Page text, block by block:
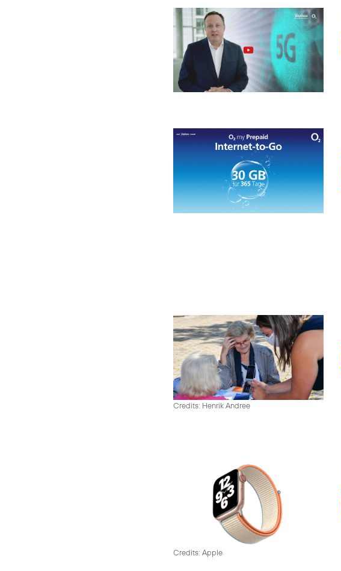
Credits: Henrik Andree
Credits: Apple